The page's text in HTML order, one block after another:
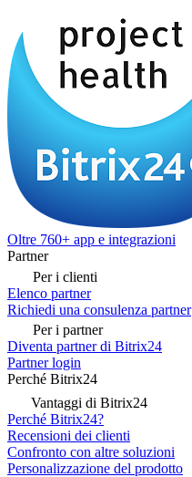
Oltre 760+ app e integrazioni
Partner
Per i clienti
Elenco partner
Richiedi una consulenza partner
Per i partner
Diventa partner di Bitrix24
Partner login
Perché Bitrix24
Vantaggi di Bitrix24
Perché Bitrix24?
Recensioni dei clienti
Confronto con altre soluzioni
Personalizzazione del prodotto